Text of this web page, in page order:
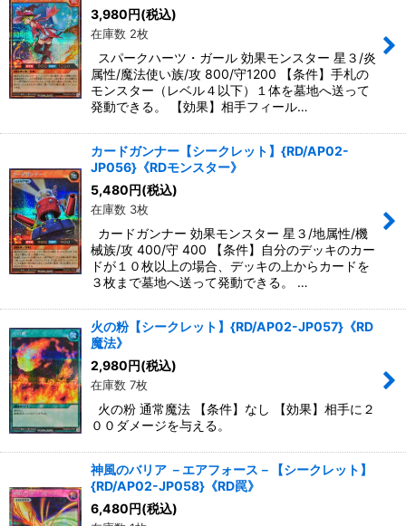
3,980円(税込)
在庫数 2枚
スパークハーツ・ガール 効果モンスター 星３/炎
属性/魔法使い族/攻 800/守1200 【条件】手札の
モンスター（レベル４以下）１体を墓地へ送って
発動できる。 【効果】相手フィール…
カードガンナー【シークレット】{RD/AP02-
JP056}《RDモンスター》
5,480円(税込)
在庫数 3枚
カードガンナー 効果モンスター 星３/地属性/機
械族/攻 400/守 400 【条件】自分のデッキのカー
ドが１０枚以上の場合、デッキの上からカードを
３枚まで墓地へ送って発動できる。 …
火の粉【シークレット】{RD/AP02-JP057}《RD
魔法》
2,980円(税込)
在庫数 7枚
火の粉 通常魔法 【条件】なし 【効果】相手に２
００ダメージを与える。
神風のバリア －エアフォース－【シークレット】
{RD/AP02-JP058}《RD罠》
6,480円(税込)